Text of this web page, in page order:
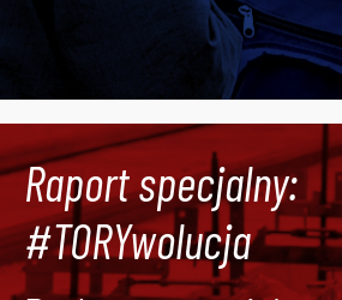
Raport specjalny:
#TORYwolucja